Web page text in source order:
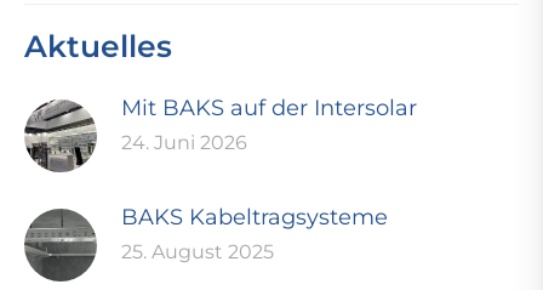
Aktuelles
Mit BAKS auf der Intersolar
24. Juni 2026
BAKS Kabeltragsysteme
25. August 2025